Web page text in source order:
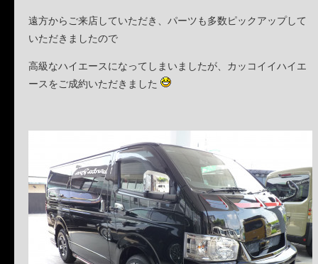
遠方からご来店していただき、パーツも多数ピックアップして
いただきましたので
高級なハイエースになってしまいましたが、カッコイイハイエ
ースをご成約いただきました